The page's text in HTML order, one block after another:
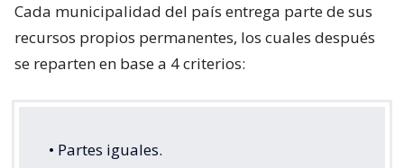
Cada municipalidad del país entrega parte de sus
recursos propios permanentes, los cuales después
se reparten en base a 4 criterios:
• Partes iguales.